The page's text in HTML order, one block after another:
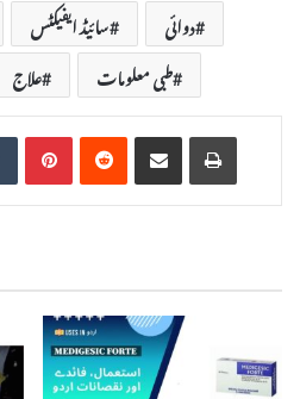
دوائی
سائیڈ ایفیکٹس
طبی معلومات
علاج
TumblrPinterestReddit Share via Email Print